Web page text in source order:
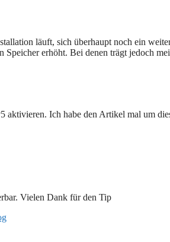
läuft, sich überhaupt noch ein
erhöht. Bei denen trägt jedoch
aktivieren. Ich habe den Artikel mal um
Vielen Dank für den Tip